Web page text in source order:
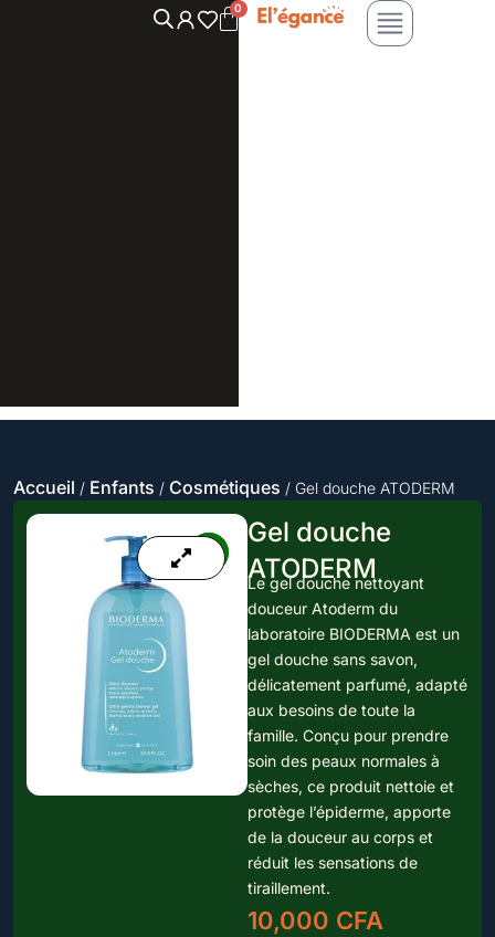
Accueil / Enfants / Cosmétiques / Gel douche ATODERM
Gel douche
ATODERM
Le gel douche nettoyant
douceur Atoderm du
laboratoire BIODERMA est un
gel douche sans savon,
délicatement parfumé, adapté
aux besoins de toute la
famille. Conçu pour prendre
soin des peaux normales à
sèches, ce produit nettoie et
protège l’épiderme, apporte
de la douceur au corps et
réduit les sensations de
tiraillement.
10,000 CFA